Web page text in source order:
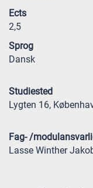
Ects
2,5
Sprog
Dansk
Studiested
Lygten 16,
Fag- /
Lasse Winther